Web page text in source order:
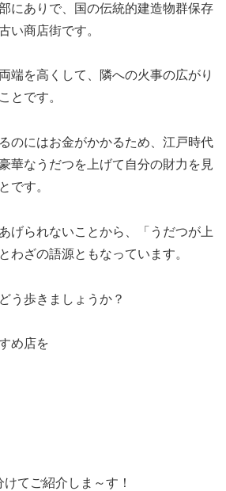
にありで、国の伝統的建造物群保存
い商店街です。
端を高くして、隣への火事の広がり
とです。
のにはお金がかかるため、江戸時代
華なうだつを上げて自分の財力を見
です。
げられないことから、「うだつが上
わざの語源ともなっています。
う歩きましょうか？
め店を
てご紹介しま～す！